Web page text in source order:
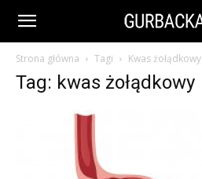
Strona główna Tagi Kwas żołądkowy
Tag: kwas żołądkowy